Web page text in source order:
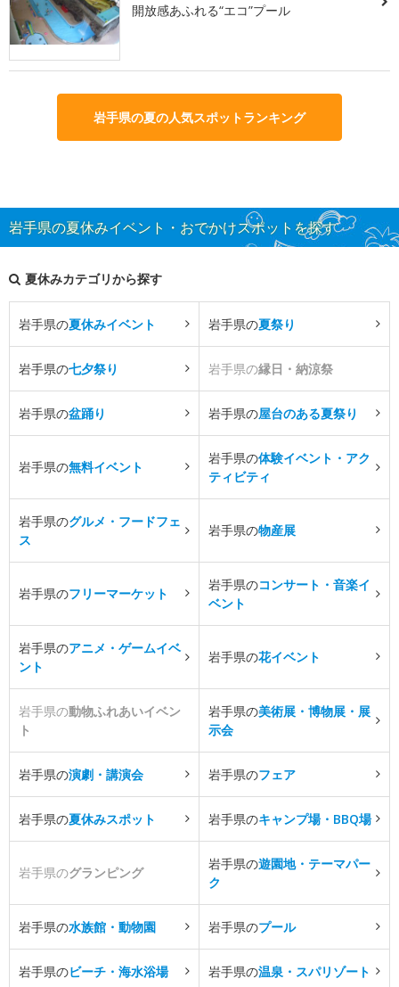
開放感あふれる“エコ”プール
岩手県の夏の人気スポットランキング
岩手県の夏休みイベント・おでかけスポットを探す
夏休みカテゴリから探す
岩手県の夏休みイベント 岩手県の夏祭り
岩手県の七夕祭り 岩手県の縁日・納涼祭
岩手県の盆踊り 岩手県の屋台のある夏祭り
岩手県の無料イベント
岩手県の体験イベント・アク
ティビティ
岩手県のグルメ・フードフェ
ス
岩手県の物産展
岩手県のフリーマーケット
岩手県のコンサート・音楽イ
ベント
岩手県のアニメ・ゲームイベ
ント
岩手県の花イベント
岩手県の動物ふれあいイベン
ト
岩手県の美術展・博物展・展
示会
岩手県の演劇・講演会 岩手県のフェア
岩手県の夏休みスポット 岩手県のキャンプ場・BBQ場
岩手県のグランピング
岩手県の遊園地・テーマパー
ク
岩手県の水族館・動物園 岩手県のプール
岩手県のビーチ・海水浴場 岩手県の温泉・スパリゾート